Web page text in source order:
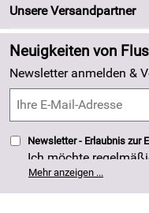
Newsletter
Zahlung und Versand
Kundenlogin
Neu
Angebote
Made in Germany
4,8/5
Unsere Versandpartner
Neuigkeiten von
Newsletter anmelden &
Newsletter - Erlaubnis zur
Ich möchte
erhalten. Meine E-Mail-Adresse wird nicht an andere
Unternehmen
Nutzung meiner E-
Mehr anzeigen ...